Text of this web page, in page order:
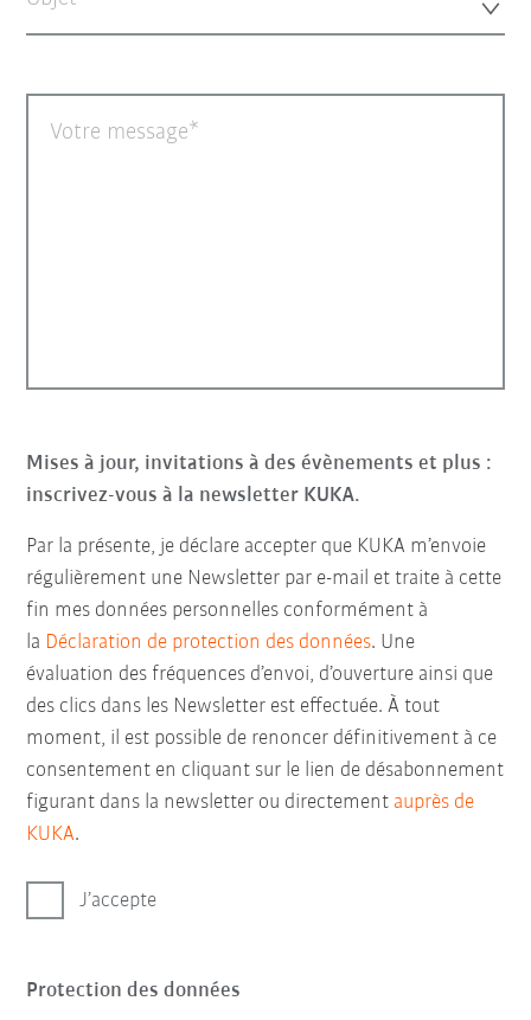
Votre message
Mises à jour, invitations à des évènements et plus :
inscrivez-vous à la newsletter KUKA.
Par la présente, je déclare accepter que KUKA m’envoie
régulièrement une Newsletter par e-mail et traite à cette
fin mes données personnelles conformément à
la Déclaration de protection des données. Une
évaluation des fréquences d’envoi, d’ouverture ainsi que
des clics dans les Newsletter est effectuée. À tout
moment, il est possible de renoncer définitivement à ce
consentement en cliquant sur le lien de désabonnement
figurant dans la newsletter ou directement auprès de
KUKA.
J’accepte
Protection des données